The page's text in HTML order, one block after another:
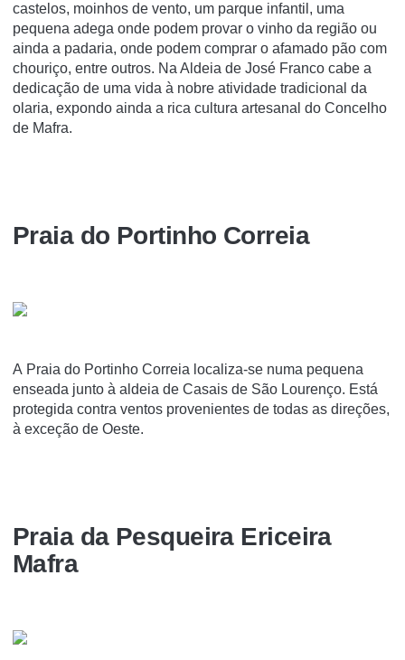
castelos, moinhos de vento, um parque infantil, uma
pequena adega onde podem provar o vinho da região ou
ainda a padaria, onde podem comprar o afamado pão com
chouriço, entre outros. Na Aldeia de José Franco cabe a
dedicação de uma vida à nobre atividade tradicional da
olaria, expondo ainda a rica cultura artesanal do Concelho
de Mafra.
Praia do Portinho Correia
A Praia do Portinho Correia localiza-se numa pequena
enseada junto à aldeia de Casais de São Lourenço. Está
protegida contra ventos provenientes de todas as direções,
à exceção de Oeste.
Praia da Pesqueira Ericeira
Mafra